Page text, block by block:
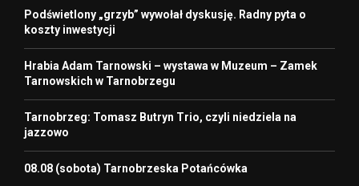
Podświetlony „grzyb” wywołał dyskusję. Radny pyta o
koszty inwestycji
Hrabia Adam Tarnowski – wystawa w Muzeum – Zamek
Tarnowskich w Tarnobrzegu
Tarnobrzeg: Tomasz Butryn Trio, czyli niedziela na
jazzowo
08.08 (sobota) Tarnobrzeska Potańcówka